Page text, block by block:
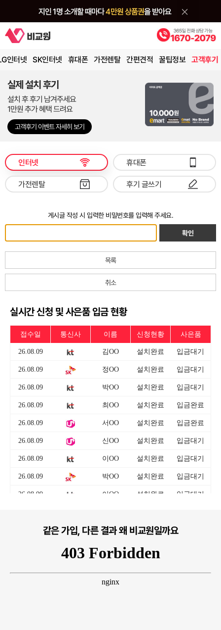
인터넷 SK인터넷 휴대폰 가전렌탈 간편견적 꿀팁정보 고객후기
실제 설치 후기
설치 후 후기 남겨주세요
1만원 추가 혜택 드려요
고객후기 이벤트 자세히 보기
인터넷 휴대폰
가전렌탈 후기 글쓰기
게시글 작성 시 입력한 비밀번호를 입력해 주세요.
확인
목록
취소
실시간 신청 및 사은품 입금 현황
같은 가입, 다른 결과 왜 비교원일까요